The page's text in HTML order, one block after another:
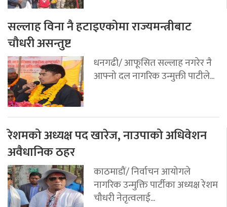
सल्लाह विना नै हटाइएकोमा राज्यमन्त्रीबाट
चौधरी असन्तुष्ट
धनगढी/ आफूसित सल्लाह नगरेर नै
आफ्नो दल नागरिक उन्मुक्ती पाटीले...
रेशमको अध्यक्ष पद खारेज, नाउपाको अधिवेशन
अवैधानिक ठहर
काठमाडौं/ निर्वाचन आयोगले
नागरिक उन्मुक्ति पार्टीका अध्यक्ष रेशम
चौधरी नेतृत्वलाई...